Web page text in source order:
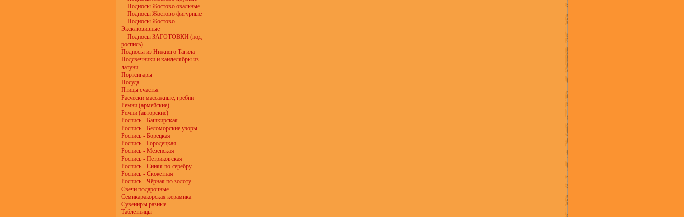
Подносы Жостово овальные
Подносы Жостово фигурные
Подносы Жостово
Эксклюзивные
Подносы ЗАГОТОВКИ (под
роспись)
Подносы из Нижнего Тагила
Подсвечники и канделябры из
латуни
Портсигары
Посуда
Птицы счастья
Расчёски массажные, гребни
Ремни (армейские)
Ремни (авторские)
Роспись - Башкирская
Роспись - Беломорские узоры
Роспись - Борецкая
Роспись - Городецкая
Роспись - Мезенская
Роспись - Петриковская
Роспись - Синяя по серебру
Роспись - Сюжетная
Роспись - Чёрная по золоту
Свечи подарочные
Семикаракорская керамика
Сувениры разные
Таблетницы